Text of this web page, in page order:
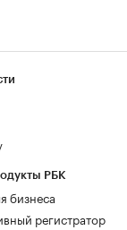
РБК
бизнеса
регистратор